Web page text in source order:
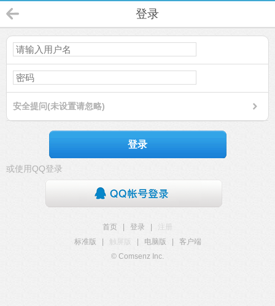
登录
安全提问(未设置请忽略)
登录
或使用QQ登录
首页 登录
注册
标准版
触屏版 电脑版
客户端
© Comsenz Inc.